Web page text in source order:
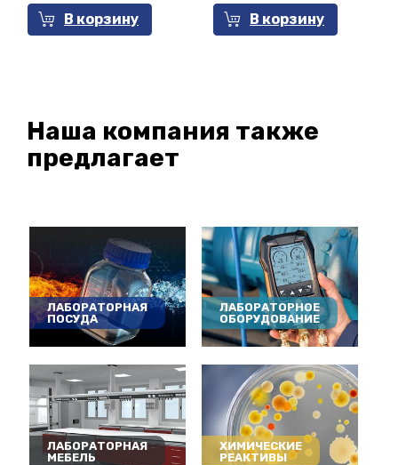
В корзину В корзину
Наша компания также
предлагает
ЛАБОРАТОРНАЯ
ПОСУДА
ЛАБОРАТОРНОЕ
ОБОРУДОВАНИЕ
ЛАБОРАТОРНАЯ
МЕБЕЛЬ
ХИМИЧЕСКИЕ
РЕАКТИВЫ